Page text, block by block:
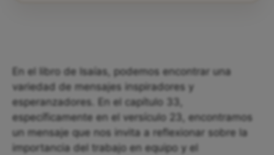
En el libro de Isaías, podemos encontrar una
variedad de mensajes inspiradores y
esperanzadores. En el capítulo 33,
específicamente en el versículo 23, encontramos
un mensaje que nos invita a reflexionar sobre la
importancia del trabajo en equipo y el